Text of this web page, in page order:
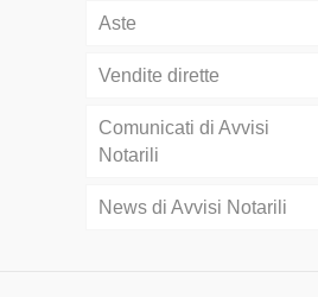
Aste
Vendite dirette
Comunicati di Avvisi
Notarili
News di Avvisi Notarili